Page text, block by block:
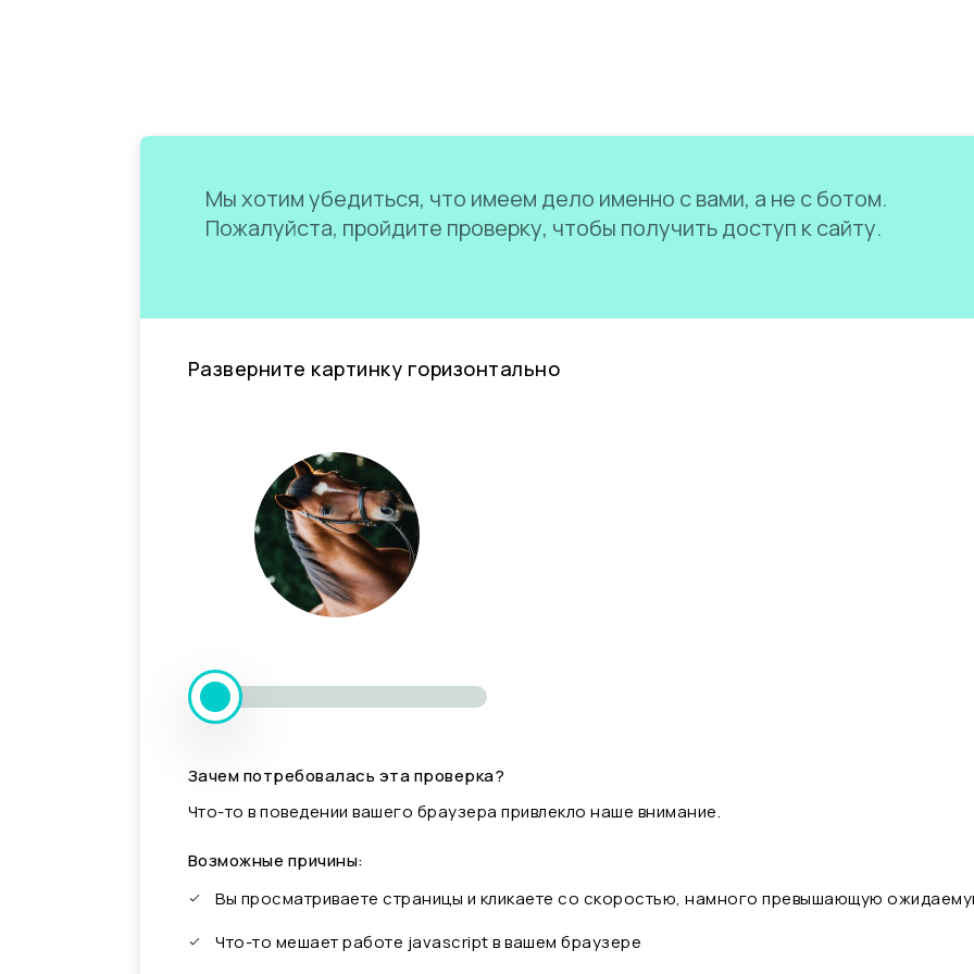
Мы хотим убедиться, что имеем дело именно с вами, а не с ботом.
Пожалуйста, пройдите проверку, чтобы получить доступ к сайту.
Разверните картинку горизонтально
Зачем потребовалась эта проверка?
Что-то в поведении вашего браузера привлекло наше внимание.
Возможные причины:
Вы просматриваете страницы и кликаете со скоростью, намного превышающую
Что-то мешает работе javascript в вашем браузере